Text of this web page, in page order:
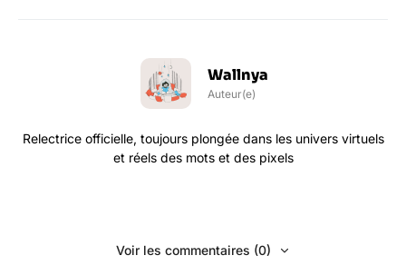
Wallnya
Auteur(e)
Relectrice officielle, toujours plongée dans les univers virtuels
et réels des mots et des pixels
Voir les commentaires (0)